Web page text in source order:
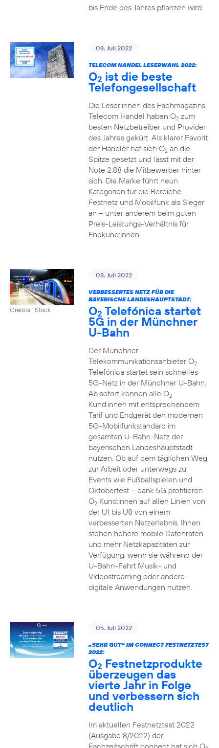
bis Ende des Jahres pflanzen wird.
08. Juli 2022
TELECOM HANDEL LESERWAHL 2022:
O2 ist die beste
Telefongesellschaft
Die Leser:innen des Fachmagazins
Telecom Handel haben O2zum
besten Netzbetreiber und Provider
des Jahres gekürt. Als klarer Favorit
der Händler hat sich O2an die
Spitze gesetzt und lässt mit der
Note 2,88 die Mitbewerber hinter
sich. Die Marke führt neun
Kategorien für die Bereiche
Festnetz und Mobilfunk als Sieger
an – unter anderem beim guten
Preis-Leistungs-Verhältnis für
Endkund:innen.
Credits: iStock
08. Juli 2022
VERBESSERTES NETZ FÜR DIE
BAYERISCHE LANDESHAUPTSTADT:
O2 Telefónica startet
5G in der Münchner
U-Bahn
Der Münchner
Telekommunikationsanbieter O2
Telefónica startet sein schnelles
5G-Netz in der Münchner U-Bahn.
Ab sofort können alle O2
Kund:innen mit entsprechendem
Tarif und Endgerät den modernen
5G-Mobilfunkstandard im
gesamten U-Bahn-Netz der
bayerischen Landeshauptstadt
nutzen. Ob auf dem täglichen Weg
zur Arbeit oder unterwegs zu
Events wie Fußballspielen und
Oktoberfest – dank 5G profitieren
O2Kund:innen auf allen Linien von
der U1 bis U8 von einem
verbesserten Netzerlebnis. Ihnen
stehen höhere mobile Datenraten
und mehr Netzkapazitäten zur
Verfügung, wenn sie während der
U-Bahn-Fahrt Musik- und
Videostreaming oder andere
digitale Anwendungen nutzen.
05. Juli 2022
„SEHR GUT“ IM CONNECT FESTNETZTEST
2022:
O2 Festnetzprodukte
überzeugen das
vierte Jahr in Folge
und verbessern sich
deutlich
Im aktuellen Festnetztest 2022
(Ausgabe 8/2022) der
Fachzeitschrift connect hat sich O